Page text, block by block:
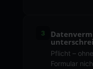
3
Pflicht –
Formular